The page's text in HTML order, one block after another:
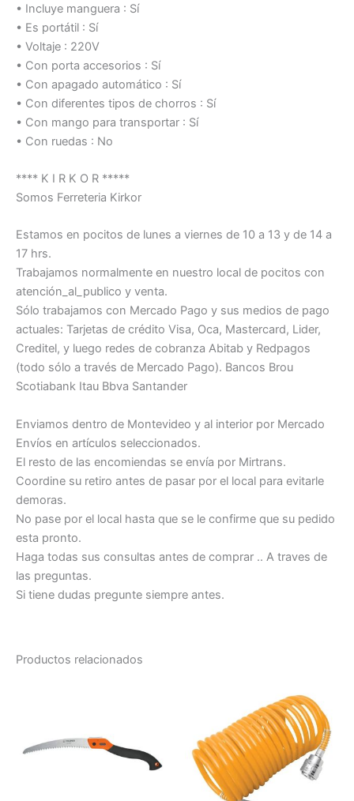
• Incluye manguera : Sí
• Es portátil : Sí
• Voltaje : 220V
• Con porta accesorios : Sí
• Con apagado automático : Sí
• Con diferentes tipos de chorros : Sí
• Con mango para transportar : Sí
• Con ruedas : No
**** K I R K O R *****
Somos Ferreteria Kirkor
Estamos en pocitos de lunes a viernes de 10 a 13 y de 14 a
17 hrs.
Trabajamos normalmente en nuestro local de pocitos con
atención_al_publico y venta.
Sólo trabajamos con Mercado Pago y sus medios de pago
actuales: Tarjetas de crédito Visa, Oca, Mastercard, Lider,
Creditel, y luego redes de cobranza Abitab y Redpagos
(todo sólo a través de Mercado Pago). Bancos Brou
Scotiabank Itau Bbva Santander
Enviamos dentro de Montevideo y al interior por Mercado
Envíos en artículos seleccionados.
El resto de las encomiendas se envía por Mirtrans.
Coordine su retiro antes de pasar por el local para evitarle
demoras.
No pase por el local hasta que se le confirme que su pedido
esta pronto.
Haga todas sus consultas antes de comprar .. A traves de
las preguntas.
Si tiene dudas pregunte siempre antes.
Productos relacionados